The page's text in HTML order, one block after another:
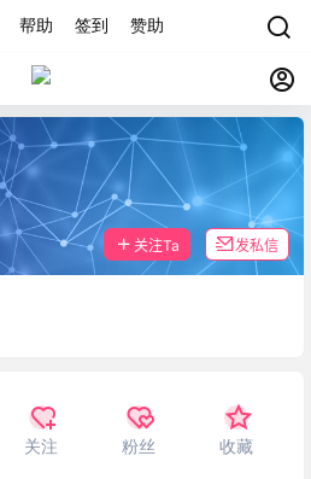
帮助 签到 赞助
关注Ta 发私信
关注 粉丝 收藏